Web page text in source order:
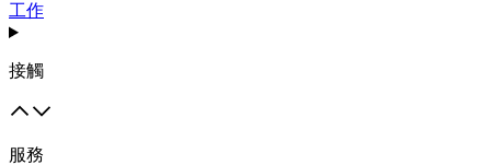
工作
接觸
服務